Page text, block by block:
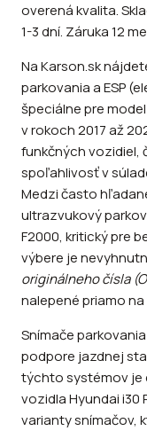
overená kvalita.
1-3 dní. Záruka 12
Na Karson.sk
parkovania a ESP
špeciálne pre
v rokoch 2017 až
funkčných vozidiel,
spoľahlivosť v
Medzi často
ultrazvukový
F2000, kritický pre
výbere je
originálneho čísla
nalepené priamo
Snímače
podpore jazdnej
týchto systémov je
vozidla Hyundai i30
varianty snímačov,